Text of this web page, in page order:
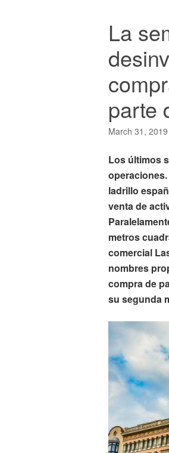
La
parte
March 31, 2019
Los últimos
ladrillo
venta de
metros
comercial
nombres
compra de
su segunda